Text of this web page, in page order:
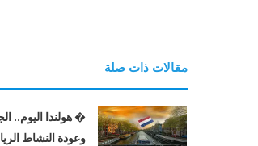
مقالات ذات صلة
� هولندا اليوم..
وعودة النشاط